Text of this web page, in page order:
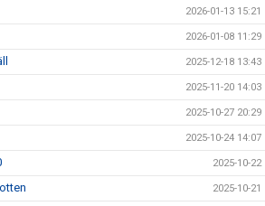
2026-01-13 15:21
2026-01-08 11:29
2025-12-18 13:43
2025-11-20 14:03
2025-10-27 20:29
2025-10-24 14:07
2025-10-22
2025-10-21